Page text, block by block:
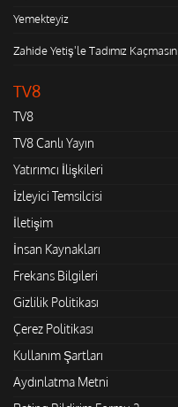
Yemekteyiz
Zahide Yetiş'le Tadımız Kaçmasın
TV8
TV8
TV8 Canlı Yayın
Yatırımcı İlişkileri
İzleyici Temsilcisi
İletişim
İnsan Kaynakları
Frekans Bilgileri
Gizlilik Politikası
Çerez Politikası
Kullanım Şartları
Aydınlatma Metni